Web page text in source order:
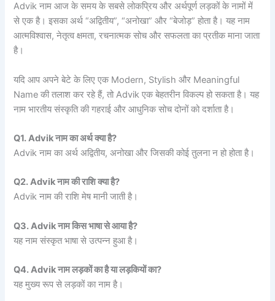
Advik नाम आज के समय के सबसे लोकप्रिय और अर्थपूर्ण लड़कों के नामों में
से एक है। इसका अर्थ “अद्वितीय”, “अनोखा” और “बेजोड़” होता है। यह नाम
आत्मविश्वास, नेतृत्व क्षमता, रचनात्मक सोच और सफलता का प्रतीक माना जाता
है।
यदि आप अपने बेटे के लिए एक Modern, Stylish और Meaningful
Name की तलाश कर रहे हैं, तो Advik एक बेहतरीन विकल्प हो सकता है। यह
नाम भारतीय संस्कृति की गहराई और आधुनिक सोच दोनों को दर्शाता है।
Q1. Advik नाम का अर्थ क्या है?
Advik नाम का अर्थ अद्वितीय, अनोखा और जिसकी कोई तुलना न हो होता है।
Q2. Advik नाम की राशि क्या है?
Advik नाम की राशि मेष मानी जाती है।
Q3. Advik नाम किस भाषा से आया है?
यह नाम संस्कृत भाषा से उत्पन्न हुआ है।
Q4. Advik नाम लड़कों का है या लड़कियों का?
यह मुख्य रूप से लड़कों का नाम है।